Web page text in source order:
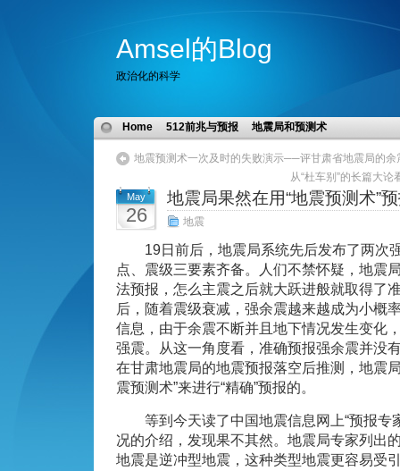
Amsel的Blog
政治化的科学
Home 512前兆与预报 地震局和预测术
地震预测术一次及时的失败演示──评甘肃省地震局的余
从“杜车别”的长篇大论
May
26
地震局果然在用“地震预测术”
地震
19日前后，地震局系统先后发布了两次
点、震级三要素齐备。人们不禁怀疑，地震
法预报，怎么主震之后就大跃进般就取得了
后，随着震级衰减，强余震越来越成为小概
信息，由于余震不断并且地下情况发生变化
强震。从这一角度看，准确预报强余震并没
在甘肃地震局的地震预报落空后推测，地震
震预测术”来进行“精确”预报的。
等到今天读了中国地震信息网上“预报专
况的介绍，发现果不其然。地震局专家列出
地震是逆冲型地震，这种类型地震更容易受